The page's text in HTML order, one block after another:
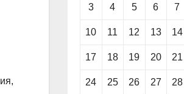
3 4 5 6 7
10 11 12 13 14
17 18 19 20 21
24 25 26 27 28